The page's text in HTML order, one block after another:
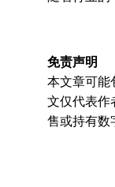
免责声明
本文章可能
文仅代表作
售或持有数
波动，甚